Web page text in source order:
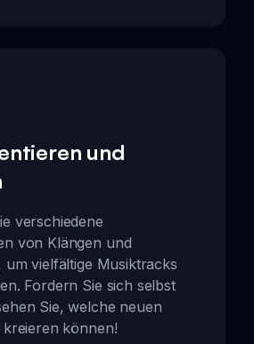
und
verschiedene
von Klängen und
um vielfältige Musiktracks
Fordern Sie sich selbst
Sie, welche neuen
kreieren können!